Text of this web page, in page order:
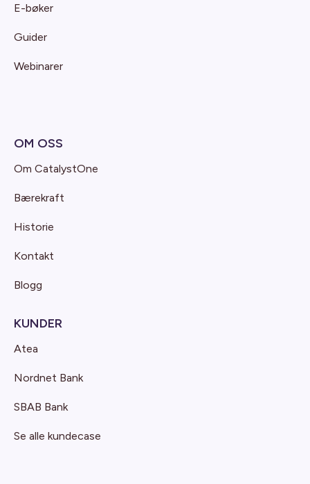
E-bøker
Guider
Webinarer
OM OSS
Om CatalystOne
Bærekraft
Historie
Kontakt
Blogg
KUNDER
Atea
Nordnet Bank
SBAB Bank
Se alle kundecase